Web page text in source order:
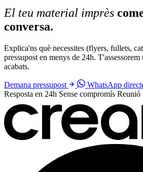
El teu material imprès
conversa.
Explica'ns què necessites (flyers, fullets,
pressupost en menys de 24h.
acabats.
Demana pressupost
WhatsApp
Resposta en 24h Sense compromís Reunió